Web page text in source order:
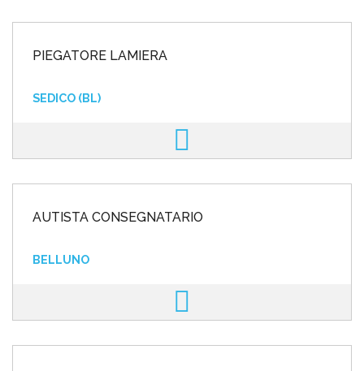
PIEGATORE LAMIERA
SEDICO (BL)
AUTISTA CONSEGNATARIO
BELLUNO